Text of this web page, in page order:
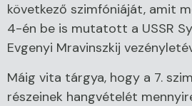
következő szimfóniáját, amit
4-én be is mutatott a USSR
Evgenyi Mravinszkij
Máig vita tárgya, hogy a 7.
részeinek hangvételét